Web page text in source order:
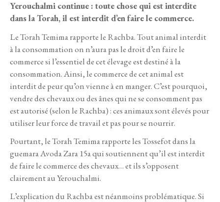
Yerouchalmi continue : toute chose qui est interdite
dans la Torah, il est interdit d’en faire le commerce.
Le Torah Temima rapporte le Rachba. Tout animal interdit
à la consommation on n’aura pas le droit d’en faire le
commerce si l’essentiel de cet élevage est destiné à la
consommation. Ainsi, le commerce de cet animal est
interdit de peur qu’on vienne à en manger. C’est pourquoi,
vendre des chevaux ou des ânes qui ne se consomment pas
est autorisé (selon le Rachba) : ces animaux sont élevés pour
utiliser leur force de travail et pas pour se nourrir.
Pourtant, le Torah Temima rapporte les Tossefot dans la
guemara Avoda Zara 15a qui soutiennent qu’il est interdit
de faire le commerce des chevaux… et ils s’opposent
clairement au Yerouchalmi.
L’explication du Rachba est néanmoins problématique. Si